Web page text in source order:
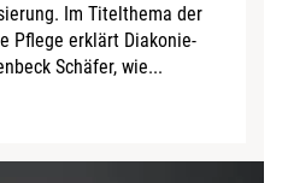
Im Titelthema der
Pflege erklärt Diakonie-
Schäfer, wie...